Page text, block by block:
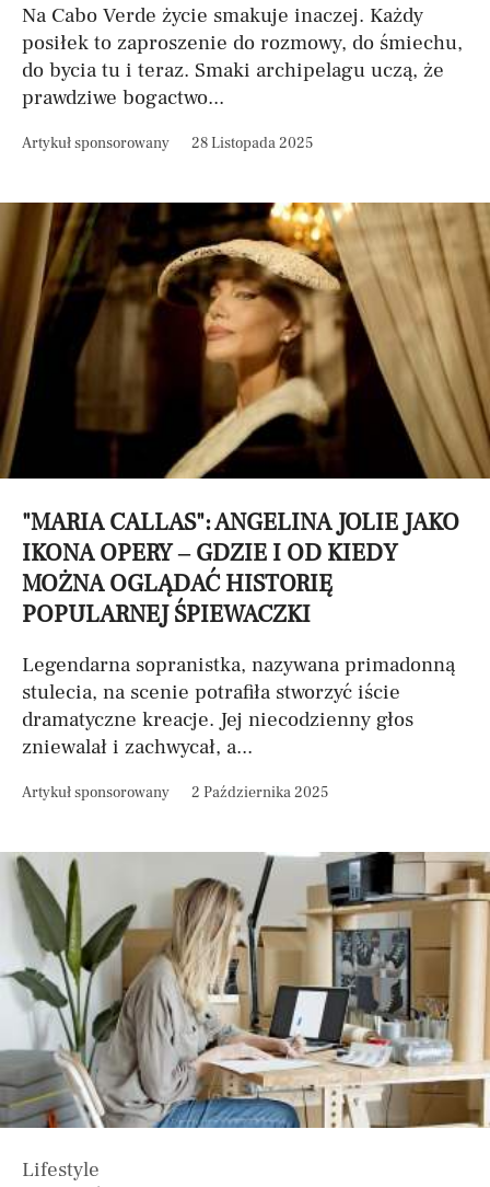
Na Cabo Verde życie smakuje inaczej. Każdy
posiłek to zaproszenie do rozmowy, do śmiechu,
do bycia tu i teraz. Smaki archipelagu uczą, że
prawdziwe bogactwo...
Artykuł sponsorowany 28 Listopada 2025
"MARIA CALLAS": ANGELINA JOLIE JAKO
IKONA OPERY – GDZIE I OD KIEDY
MOŻNA OGLĄDAĆ HISTORIĘ
POPULARNEJ ŚPIEWACZKI
Legendarna sopranistka, nazywana primadonną
stulecia, na scenie potrafiła stworzyć iście
dramatyczne kreacje. Jej niecodzienny głos
zniewalał i zachwycał, a...
Artykuł sponsorowany 2 Października 2025
Lifestyle